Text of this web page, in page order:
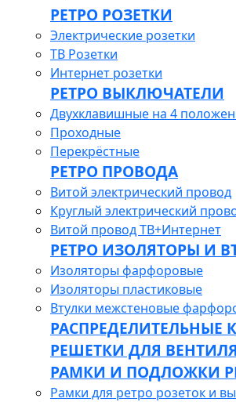
РЕТРО РОЗЕТКИ
Электрические розетки
ТВ Розетки
Интернет розетки
РЕТРО ВЫКЛЮЧАТЕЛИ
Двухклавишные на 4
Проходные
Перекрёстные
РЕТРО ПРОВОДА
Витой электрический провод
Круглый электрический
Витой провод ТВ+Интернет
РЕТРО ИЗОЛЯТОРЫ И
Изоляторы фарфоровые
Изоляторы пластиковые
Втулки межстеновые
РАСПРЕДЕЛИТЕЛЬНЫЕ
РЕШЕТКИ ДЛЯ
РАМКИ И ПОДЛОЖКИ
Рамки для ретро розеток и